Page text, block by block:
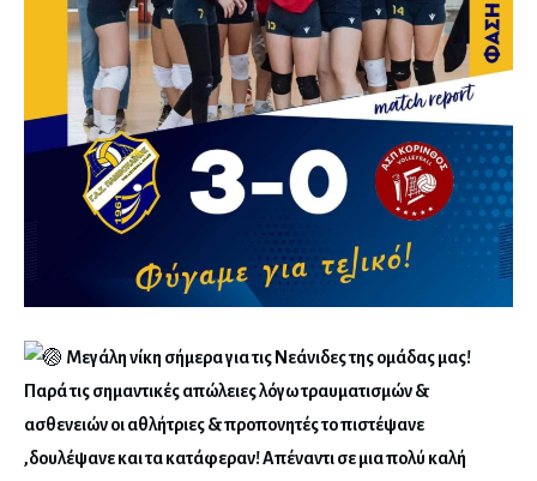
Μεγάλη νίκη σήμερα για τις Νεάνιδες της ομάδας μας!
Παρά τις σημαντικές απώλειες λόγω τραυματισμών &
ασθενειών οι αθλήτριες & προπονητές το πιστέψανε
,δουλέψανε και τα κατάφεραν! Απέναντι σε μια πολύ καλή